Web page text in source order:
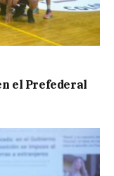
el Prefederal